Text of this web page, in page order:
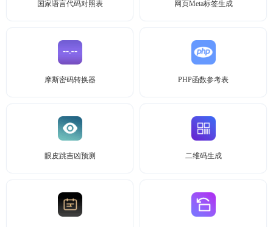
国家语言代码对照表 网页Meta标签生成
摩斯密码转换器 PHP函数参考表
眼皮跳吉凶预测 二维码生成